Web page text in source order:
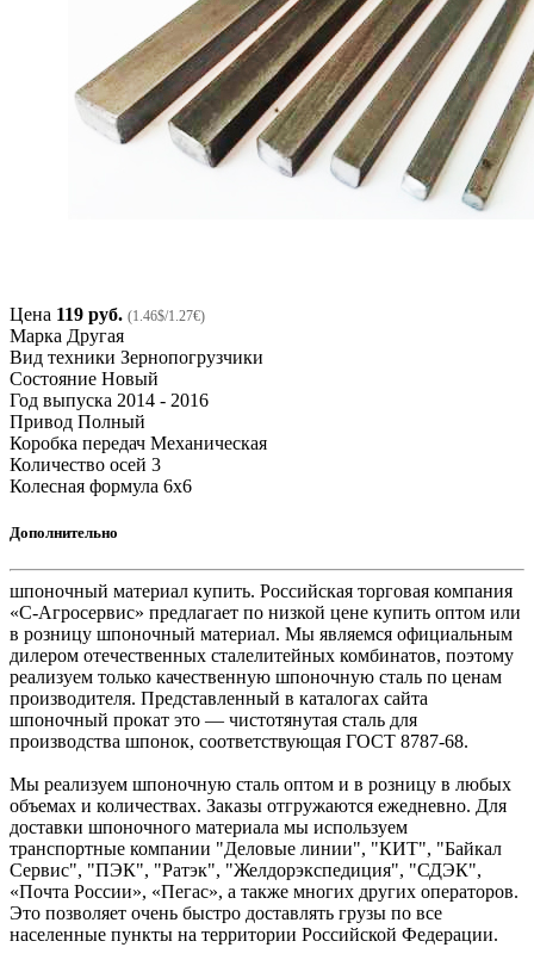
Цена 119 руб. (1.46$/1.27€)
Марка Другая
Вид техники Зернопогрузчики
Состояние Новый
Год выпуска 2014 - 2016
Привод Полный
Коробка передач Механическая
Количество осей 3
Колесная формула 6x6
Дополнительно
шпоночный материал купить. Российская торговая компания
«С-Агросервис» предлагает по низкой цене купить оптом или
в розницу шпоночный материал. Мы являемся официальным
дилером отечественных сталелитейных комбинатов, поэтому
реализуем только качественную шпоночную сталь по ценам
производителя. Представленный в каталогах сайта
шпоночный прокат это — чистотянутая сталь для
производства шпонок, соответствующая ГОСТ 8787-68.
Мы реализуем шпоночную сталь оптом и в розницу в любых
объемах и количествах. Заказы отгружаются ежедневно. Для
доставки шпоночного материала мы используем
транспортные компании "Деловые линии", "КИТ", "Байкал
Сервис", "ПЭК", "Ратэк", "Желдорэкспедиция", "СДЭК",
«Почта России», «Пегас», а также многих других операторов.
Это позволяет очень быстро доставлять грузы по все
населенные пункты на территории Российской Федерации.